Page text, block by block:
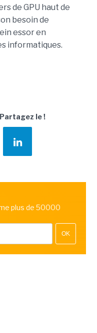
de GPU haut de
besoin de
essor en
informatiques.
Partagez le !
plus de 50000
OK